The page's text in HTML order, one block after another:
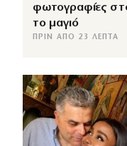
φωτογραφίες
το μαγιό
ΠΡΙΝ ΑΠΌ 23 ΛΕΠΤΆ